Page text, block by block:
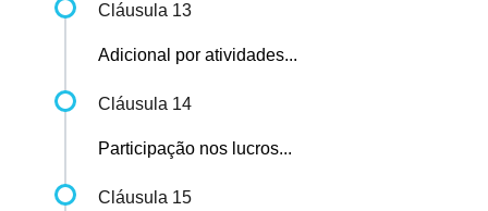
Cláusula 13
Adicional por atividades...
Cláusula 14
Participação nos lucros...
Cláusula 15